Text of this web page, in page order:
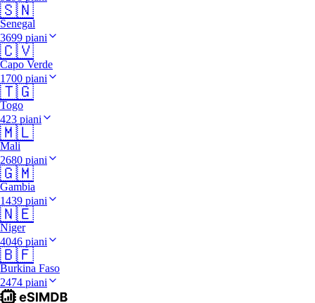
🇸🇳
Senegal
3699 piani
🇨🇻
Capo Verde
1700 piani
🇹🇬
Togo
423 piani
🇲🇱
Mali
2680 piani
🇬🇲
Gambia
1439 piani
🇳🇪
Niger
4046 piani
🇧🇫
Burkina Faso
2474 piani